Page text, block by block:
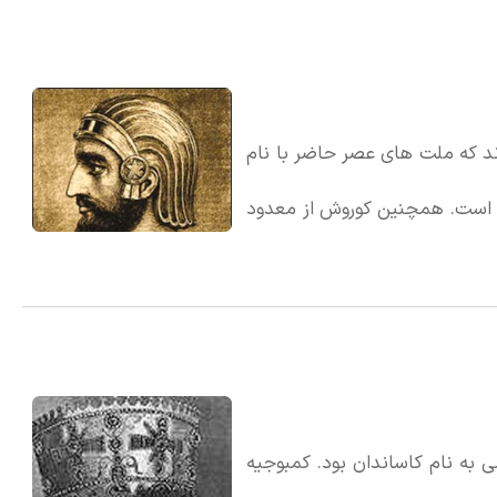
که ملت های عصر حاضر با نام
میلاد) یکی از آنها است. همچنین کوروش از معدود
است. او از شخصیت و خصایلی
و بااراده و رهبر و سرداری
نام کاساندان بود. کمبوجیه